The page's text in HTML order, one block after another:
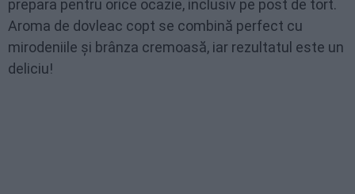
prepara pentru orice ocazie, inclusiv pe post de tort.
Aroma de dovleac copt se combină perfect cu
mirodeniile și brânza cremoasă, iar rezultatul este un
deliciu!